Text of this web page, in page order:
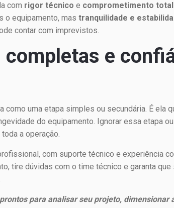
com rigor técnico e comprometimento
o equipamento, mastranquilidade e
contar com imprevistos.
e
como uma etapa simples ou secundária. É ela
do equipamento. Ignorar essa etapa
a operação.
com suporte técnico e experiência
tire dúvidas com o time técnico e garanta
para analisar seu projeto, dimensionar